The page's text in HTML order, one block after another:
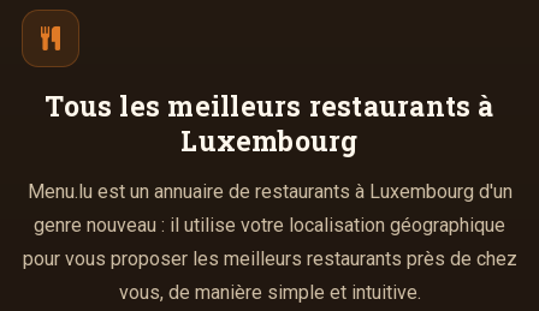
Tous les meilleurs restaurants à
Luxembourg
Menu.lu est un annuaire de restaurants à Luxembourg d'un
genre nouveau : il utilise votre localisation géographique
pour vous proposer les meilleurs restaurants près de chez
vous, de manière simple et intuitive.